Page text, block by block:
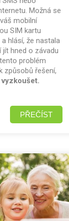
Možná se
mobilní
SIM kartu
hlásí, že nastala
jít hned o závadu
problém
způsobů řešení,
PŘEČÍST